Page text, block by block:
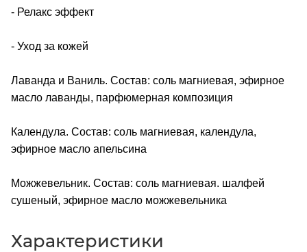
- Релакс эффект
- Уход за кожей
Лаванда и Ваниль. Состав: соль магниевая, эфирное
масло лаванды, парфюмерная композиция
Календула. Состав: соль магниевая, календула,
эфирное масло апельсина
Можжевельник. Состав: соль магниевая. шалфей
сушеный, эфирное масло можжевельника
Характеристики